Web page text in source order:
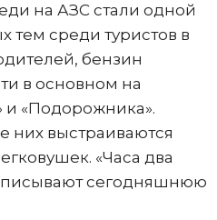
на АЗС стали одной
тем среди туристов в
бензин
в основном на
и «Подорожника».
них выстраиваются
«Часа два
сегодняшнюю